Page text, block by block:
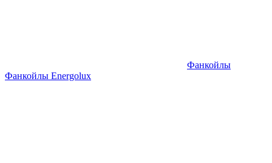
Фанкойлы
Фанкойлы Energolux